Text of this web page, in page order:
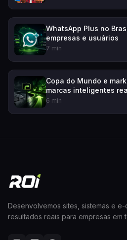
WhatsApp Plus no
empresas e usuários
7 min
Copa do Mundo e
marcas inteligentes
6 min
Desenvolvemos sites, sistemas e
resultados reais para empresas em